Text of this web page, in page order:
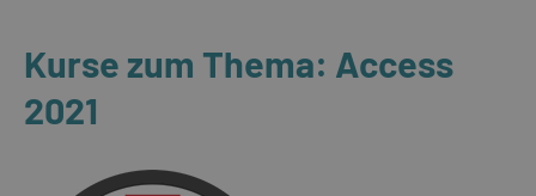
Kurse zum Thema: Access
2021